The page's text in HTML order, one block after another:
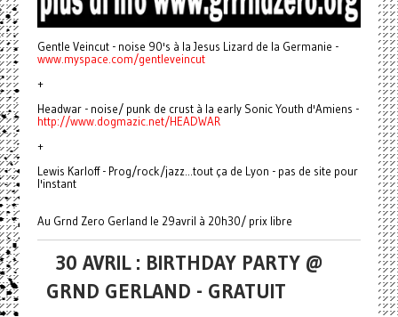
Gentle Veincut - noise 90's à la Jesus Lizard de la Germanie -
www.myspace.com/gentleveincut
+
Headwar - noise/ punk de crust à la early Sonic Youth d'Amiens -
http://www.dogmazic.net/HEADWAR
+
Lewis Karloff - Prog/rock/jazz...tout ça de Lyon - pas de site pour
l'instant
Au Grnd Zero Gerland le 29avril à 20h30/ prix libre
30 AVRIL : BIRTHDAY PARTY @
GRND GERLAND - GRATUIT